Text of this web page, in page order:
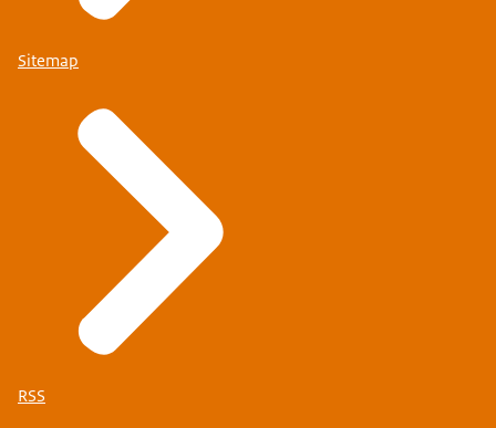
Sitemap
RSS